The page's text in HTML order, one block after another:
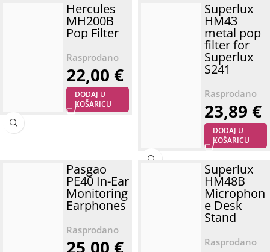
Hercules
MH200B
Pop Filter
22,00 €
DODAJ U
KOŠARICU
Superlux
HM43
metal pop
filter for
Superlux
S241
23,89 €
DODAJ U
KOŠARICU
Pasgao
PE40 In-Ear
Monitoring
Earphones
Superlux
HM48B
Microphon
e Desk
Stand